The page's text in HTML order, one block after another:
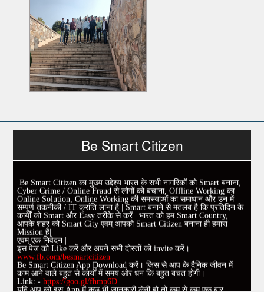
Be Smart Citizen
Be Smart Citizen का मुख्य उद्देश्य भारत के सभी नागरिकों को Smart बनाना,
Cyber Crime / Online Fraud से लोगों को बचाना, Offline Working का
Online Solution, Online Working की समस्याओं का समाधान और उन में
सम्पूर्ण तकनीकी / IT क्रांति लाना है | Smart बनाने से मतलब है कि प्रतिदिन के
कार्यों को Smart और Easy तरीके से करें | भारत को हम Smart Country,
आपके शहर को Smart City एवम् आपको Smart Citizen बनाना ही हमारा
Mission है|
एवम् एक निवेदन |
इस पेज को Like करें और अपने सभी दोस्तों को invite करें।
www.fb.com/besmartcitizen
Be Smart Citizen App Download करें। जिस से आप के दैनिक जीवन में
काम आने वाले बहुत से कार्यों में समय ओर धन कि बहुत बचत होगी।
Link: -https://goo.gl/fhmp6D